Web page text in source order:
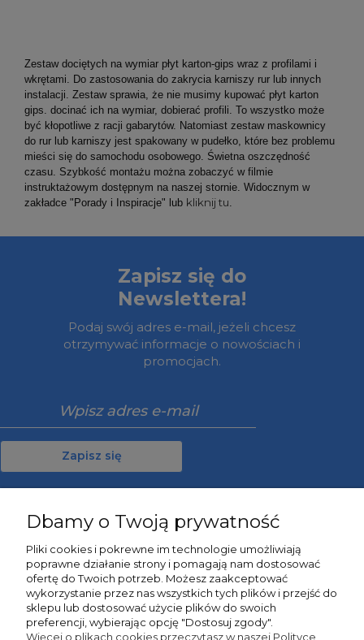
Zestawdociętych na wymiar płyt karton-gips wraz z profilami i
wkrętami. Do zastosowania do zakrycia karniszy rur lub innych
instalacji. Zestaw sprawia, że nie musimy kupować płyt karton
gips. docinać ich na wymiar, dobierać profili. To wszystko może
być kłopotliwe z racji gabarytów. Natomiast zestaw maskownicy
do rur lub karniszy jest spakowany w pudełko, które bez problemu
mieści się do samochodu osobowego. Świetna oszczędność
czasu. Szybkość montażu można zobaczyć w filmie
instruktażowym dostępnym na naszej stornie. Widocznym w
zakładce "Porady i Inspiracje" lub kliknij tu
Zapisz się do
Newslettera!
Podaj swój adres e-mail, jeżeli chcesz
otrzymywać informacje o nowościach i
promocjach.
Zapisz się
Informacje
O nas
Dbamy o Twoją prywatność
Pliki cookies i pokrewne im technologie umożliwiają
poprawne działanie strony i pomagają nam dostosować
ofertę do Twoich potrzeb. Możesz zaakceptować
wykorzystanie przez nas wszystkich tych plików i przejść do
sklepu lub dostosować użycie plików do swoich
preferencji, wybierając opcję "Dostosuj zgody".
Więcej o plikach cookies przeczytasz w naszej Polityce